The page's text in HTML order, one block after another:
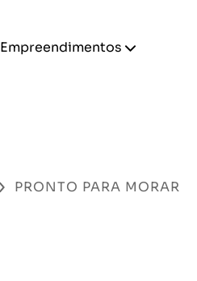
Empreendimentos
PRONTO PARA MORAR